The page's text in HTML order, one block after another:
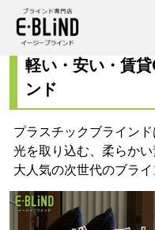
イージーブラインド
軽い・安い・賃
ンド
プラスチックブライン
光を取り込む、柔らか
大人気の次世代のブライ